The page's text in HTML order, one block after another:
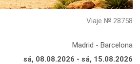
Viaje № 28758
Madrid - Barcelona
sá, 08.08.2026 - sá, 15.08.2026